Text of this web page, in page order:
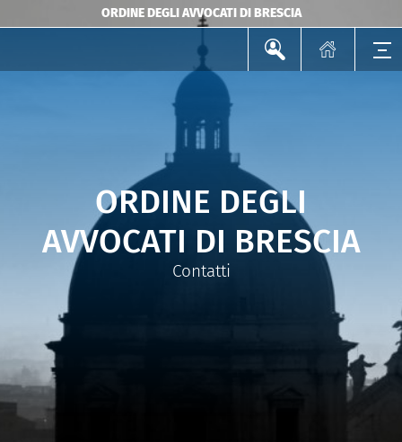
ORDINE DEGLI AVVOCATI DI BRESCIA
ORDINE DEGLI
AVVOCATI DI BRESCIA
Contatti